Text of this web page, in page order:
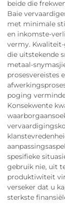
beide die
Baie
met minimale
en inkomste-
vermy.
die uitstekende
metaal-
prosesvereistes
poging
Konsekwente
spesifieke
gebruik nie, uit
produktiwiteit
verseker dat u
sterkste